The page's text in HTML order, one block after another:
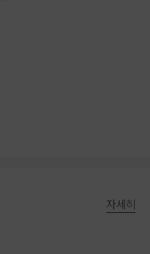
자세히